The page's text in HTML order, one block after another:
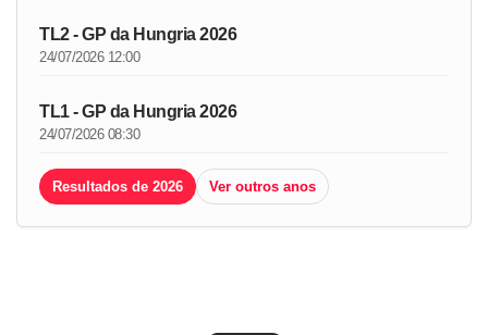
TL2 - GP da Hungria 2026
24/07/2026 12:00
TL1 - GP da Hungria 2026
24/07/2026 08:30
Resultados de 2026 Ver outros anos